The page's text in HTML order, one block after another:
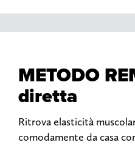
METODO
diretta
Ritrova elasticità
comodamente da casa